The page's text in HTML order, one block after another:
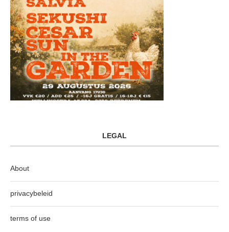
LEGAL
About
privacybeleid
terms of use